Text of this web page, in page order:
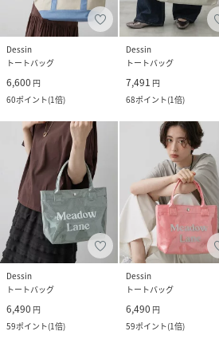
Dessin
トートバッグ
6,600 円
60ポイント(1倍)
Dessin
トートバッグ
7,491 円
68ポイント(1倍)
Dessin
トートバッグ
6,490 円
59ポイント(1倍)
Dessin
トートバッグ
6,490 円
59ポイント(1倍)